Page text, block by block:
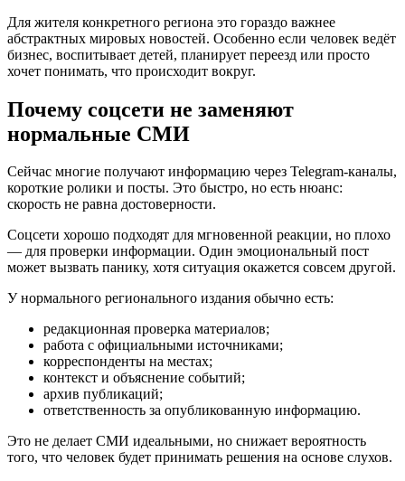
Для жителя конкретного региона это гораздо важнее
абстрактных мировых новостей. Особенно если человек ведёт
бизнес, воспитывает детей, планирует переезд или просто
хочет понимать, что происходит вокруг.
Почему соцсети не заменяют
нормальные СМИ
Сейчас многие получают информацию через Telegram-каналы,
короткие ролики и посты. Это быстро, но есть нюанс:
скорость не равна достоверности.
Соцсети хорошо подходят для мгновенной реакции, но плохо
— для проверки информации. Один эмоциональный пост
может вызвать панику, хотя ситуация окажется совсем другой.
У нормального регионального издания обычно есть:
редакционная проверка материалов;
работа с официальными источниками;
корреспонденты на местах;
контекст и объяснение событий;
архив публикаций;
ответственность за опубликованную информацию.
Это не делает СМИ идеальными, но снижает вероятность
того, что человек будет принимать решения на основе слухов.